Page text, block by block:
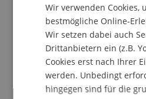
„laboratorium
Publikationsart
Wissenschaftlicher Vortrag
Wir verwenden Cookies,
bestmögliche Online-
Wir setzen dabei auch
Drittanbietern ein (z.B.
Cookies erst nach Ihrer
werden. Unbedingt
hingegen sind für die